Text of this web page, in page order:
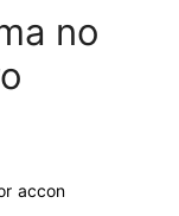
no
accon